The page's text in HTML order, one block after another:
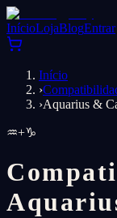
InícioLojaBlogEntrar
Início
›
›Aquarius &
♒+♑